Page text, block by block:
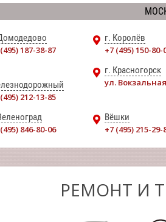
187-38-87
г. Королёв
+7 (495) 150-80-
212-13-85
г. Красногорск
ул. Вокзальная
846-80-06
Вёшки
+7 (495) 215-29-
РЕМОНТ И